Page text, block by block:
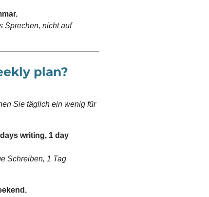
Sprechen, nicht auf
plan?
Sie täglich ein wenig für
writing, 1 day
Schreiben, 1 Tag